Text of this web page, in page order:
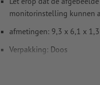
monitorinstelling kunnen
afmetingen: 9,3 x 6,1 x
Verpakking: Doos